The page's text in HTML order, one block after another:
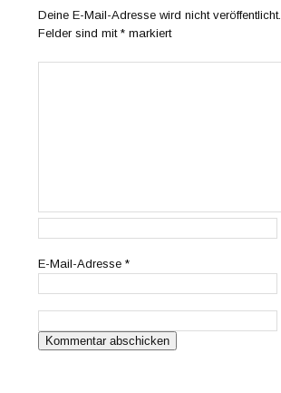
Deine E-Mail-Adresse wird nicht veröffentlicht.
Felder sind mit* markiert
E-Mail-Adresse*